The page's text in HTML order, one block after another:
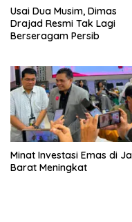
Usai Dua Musim, Dimas
Drajad Resmi Tak Lagi
Berseragam Persib
Minat Investasi Emas di
Barat Meningkat